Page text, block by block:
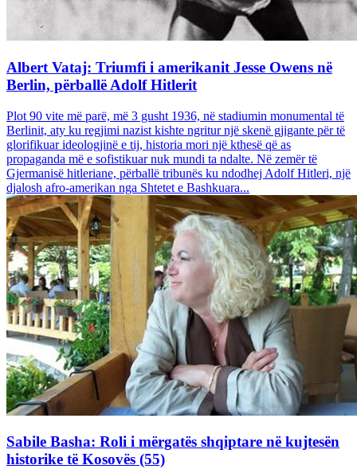
Albert Vataj: Triumfi i amerikanit Jesse Owens në
Berlin, përballë Adolf Hitlerit
Plot 90 vite më parë, më 3 gusht 1936, në stadiumin monumental të
Berlinit, aty ku regjimi nazist kishte ngritur një skenë gjigante për të
glorifikuar ideologjinë e tij, historia mori një kthesë që as
propaganda më e sofistikuar nuk mundi ta ndalte. Në zemër të
Gjermanisë hitleriane, përballë tribunës ku ndodhej Adolf Hitleri, një
djalosh afro-amerikan nga Shtetet e Bashkuara...
Sabile Basha: Roli i mërgatës shqiptare në kujtesën
historike të Kosovës (55)